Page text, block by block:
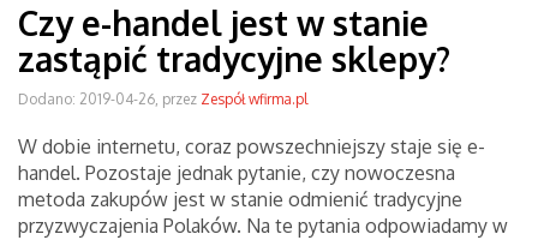
Czy e-handel jest w stanie
zastąpić tradycyjne sklepy?
Dodano: 2019-04-26, przez Zespół wfirma.pl
W dobie internetu, coraz powszechniejszy staje się e-
handel. Pozostaje jednak pytanie, czy nowoczesna
metoda zakupów jest w stanie odmienić tradycyjne
przyzwyczajenia Polaków. Na te pytania odpowiadamy w